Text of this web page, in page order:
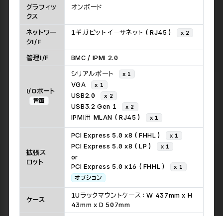
グラフィッ
クス
オンボード
ネットワー
クI/F
1ギガビット イーサネット ( RJ45 ) x 2
管理I/F BMC / IPMI 2.0
I/Oポート
背面
シリアルポート x 1
VGA x 1
USB2.0 x 2
USB3.2 Gen 1 x 2
IPMI用 MLAN ( RJ45 ) x 1
拡張ス
ロット
PCI Express 5.0 x8 ( FHHL ) x 1
PCI Express 5.0 x8 ( LP ) x 1
or
PCI Express 5.0 x16 ( FHHL )
x 1
オプション
ケース
1Uラックマウントケース : W 437mm x H
43mm x D 507mm